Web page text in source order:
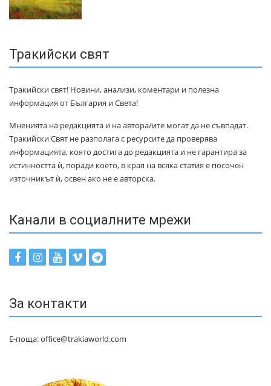
Тракийски свят
Тракийски свят! Новини, анализи, коментари и полезна
информация от България и Света!
Мненията на редакцията и на автора/ите могат да не съвпадат.
Тракийски Свят не разполага с ресурсите да проверява
информацията, която достига до редакцията и не гарантира за
истинността ѝ, поради което, в края на всяка статия е посочен
източникът ѝ, освен ако не е авторска.
Канали в социалните мрежи
За контакти
Е-поща: office@trakiaworld.com